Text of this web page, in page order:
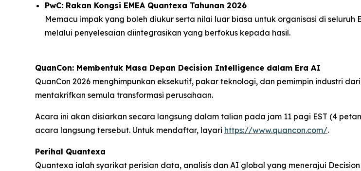
PwC: Rakan Kongsi EMEA Quantexa Tahunan 2026
Memacu impak yang boleh diukur serta nilai luar biasa untuk organisasi di
melalui penyelesaian diintegrasikan yang berfokus kepada hasil.
QuanCon: Membentuk Masa Depan Decision Intelligence dalam Era AI
QuanCon 2026 menghimpunkan eksekutif, pakar teknologi, dan pemimpin industri
mentakrifkan semula transformasi perusahaan.
Acara ini akan disiarkan secara langsung dalam talian pada jam 11 pagi EST (4
acara langsung tersebut. Untuk mendaftar, layari https://www.quancon.com/.
Perihal Quantexa
Quantexa ialah syarikat perisian data, analisis dan AI global yang menerajui